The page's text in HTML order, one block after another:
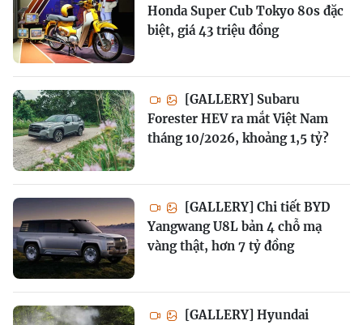
Honda Super Cub Tokyo 80s đặc
biệt, giá 43 triệu đồng
[GALLERY] Subaru
Forester HEV ra mắt Việt Nam
tháng 10/2026, khoảng 1,5 tỷ?
[GALLERY] Chi tiết BYD
Yangwang U8L bản 4 chỗ mạ
vàng thật, hơn 7 tỷ đồng
[GALLERY] Hyundai